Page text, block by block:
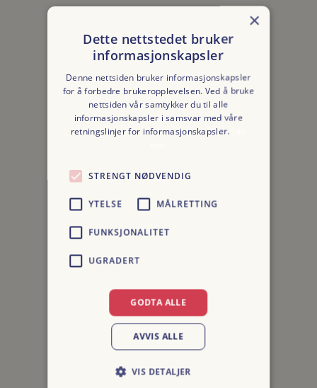
Kontakt
OSLO RAW BAKERY
ULLEVÅLSVEIEN 89, OSLO
ORG NR: 817 403 352
BESTILL MAT OG KAKER: 413 44 470
BAKERY@OSLORAW.NO
×
Dette nettstedet bruker
informasjonskapsler
Denne nettsiden bruker informasjonskapsler
for å forbedre brukeropplevelsen. Ved å bruke
nettsiden vår samtykker du til alle
informasjonskapsler i samsvar med våre
retningslinjer for informasjonskapsler.
STRENGT NØDVENDIG
YTELSE MÅLRETTING
FUNKSJONALITET
UGRADERT
GODTA ALLE
AVVIS ALLE
VIS DETALJER